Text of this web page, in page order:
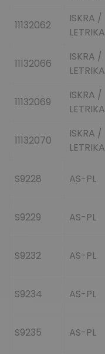
11132062
ISKRA /
LETRIKA
11132066
ISKRA /
LETRIKA
11132069
ISKRA /
LETRIKA
11132070
ISKRA /
LETRIKA
S9228 AS-PL
S9229 AS-PL
S9232 AS-PL
S9234 AS-PL
S9235 AS-PL